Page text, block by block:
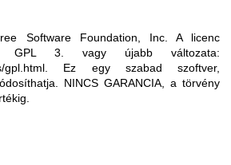
Software Foundation, Inc. A licenc
GPL 3. vagy újabb változata:
gpl.html. Ez egy szabad szoftver,
NINCS GARANCIA, a törvény